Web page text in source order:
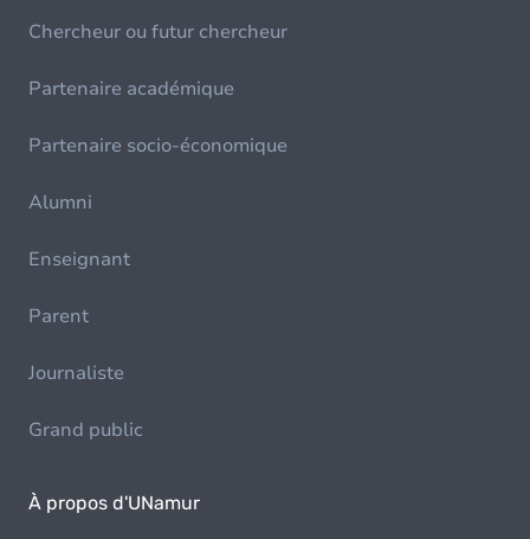
Chercheur ou futur chercheur
Partenaire académique
Partenaire socio-économique
Alumni
Enseignant
Parent
Journaliste
Grand public
À propos d'UNamur